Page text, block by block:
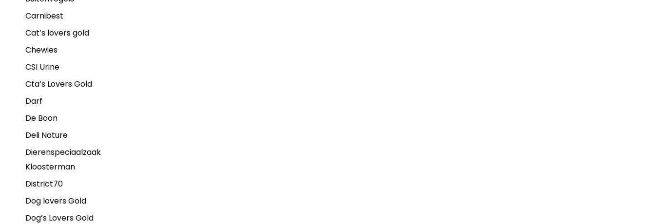
Carnibest
Cat’s lovers gold
Chewies
CSI Urine
Cta’s Lovers Gold
Darf
De Boon
Deli Nature
Dierenspeciaalzaak
Kloosterman
District70
Dog lovers Gold
Dog’s Lovers Gold